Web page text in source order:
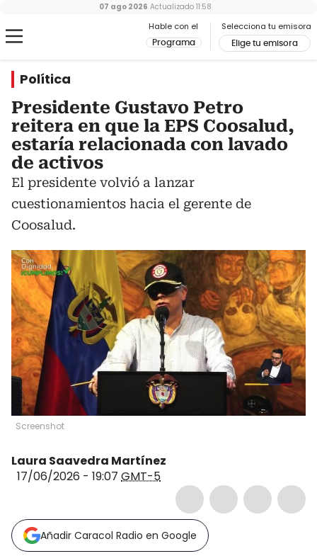
Hable con el
Programa
Selecciona tu emisora
Elige tu emisora
07 ago 2026 Actualizado 11:58
Política
Presidente Gustavo Petro
reitera en que la EPS Coosalud,
estaría relacionada con lavado
de activos
El presidente volvió a lanzar
cuestionamientos hacia el gerente de
Coosalud.
Screenshot
Laura Saavedra Martínez
17/06/2026 - 19:07 GMT-5
Añadir Caracol Radio en Google